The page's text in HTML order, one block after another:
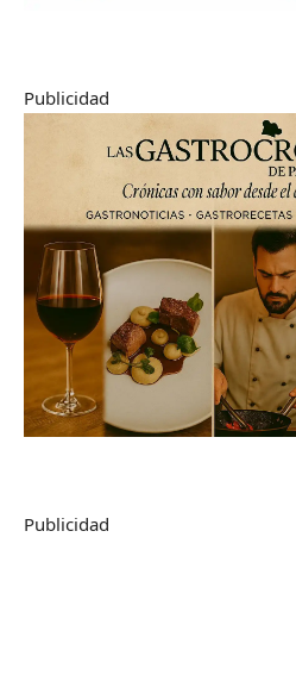
Publicidad
Publicidad